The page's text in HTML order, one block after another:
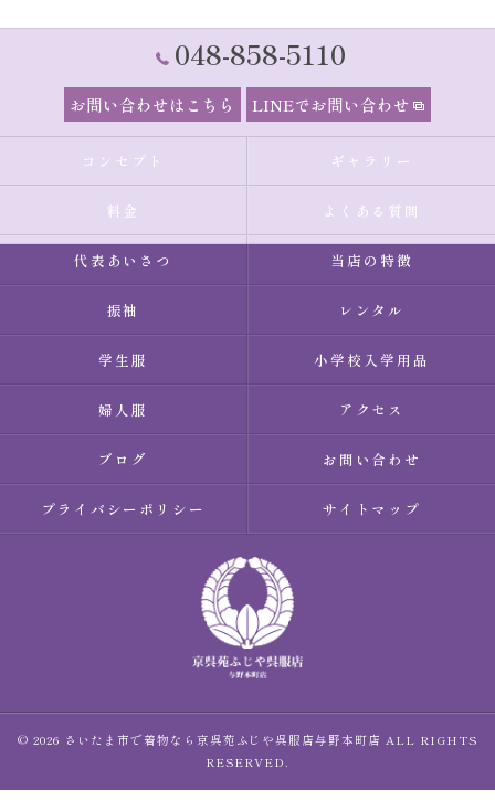
048-858-5110
お問い合わせはこちら LINEでお問い合わせ
コンセプト ギャラリー
料金 よくある質問
代表あいさつ 当店の特徴
振袖 レンタル
学生服 小学校入学用品
婦人服 アクセス
ブログ お問い合わせ
プライバシーポリシー サイトマップ
© 2026 さいたま市で着物なら京呉苑ふじや呉服店与野本町店 ALL RIGHTS
RESERVED.